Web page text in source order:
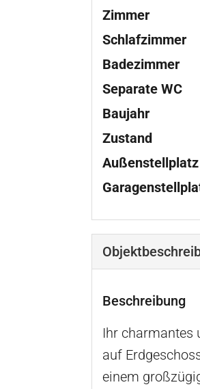
Zimmer
Schlafzimmer
Badezimmer
Separate WC
Baujahr
Zustand
Außen­stellplatz
Beschreibung
Ihr charmantes
auf
einem